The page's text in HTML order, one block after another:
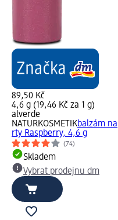
89,50 Kč
4,6 g (19,46 Kč za 1 g)
alverde
NATURKOSMETIKbalzám na
rty Raspberry, 4,6 g
(74)
Skladem
Vybrat prodejnu dm